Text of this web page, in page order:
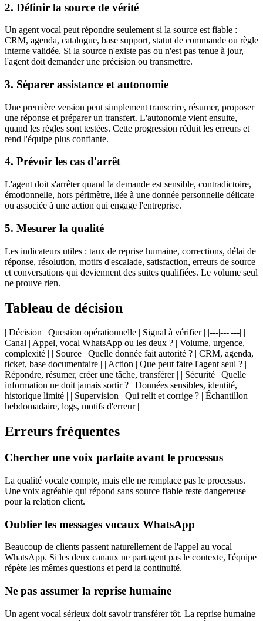
2. Définir la source de vérité
Un agent vocal peut répondre seulement si la source est fiable :
CRM, agenda, catalogue, base support, statut de commande ou règle
interne validée. Si la source n'existe pas ou n'est pas tenue à jour,
l'agent doit demander une précision ou transmettre.
3. Séparer assistance et autonomie
Une première version peut simplement transcrire, résumer, proposer
une réponse et préparer un transfert. L'autonomie vient ensuite,
quand les règles sont testées. Cette progression réduit les erreurs et
rend l'équipe plus confiante.
4. Prévoir les cas d'arrêt
L'agent doit s'arrêter quand la demande est sensible, contradictoire,
émotionnelle, hors périmètre, liée à une donnée personnelle délicate
ou associée à une action qui engage l'entreprise.
5. Mesurer la qualité
Les indicateurs utiles : taux de reprise humaine, corrections, délai de
réponse, résolution, motifs d'escalade, satisfaction, erreurs de source
et conversations qui deviennent des suites qualifiées. Le volume seul
ne prouve rien.
Tableau de décision
| Décision | Question opérationnelle | Signal à vérifier | |---|---|---| |
Canal | Appel, vocal WhatsApp ou les deux ? | Volume, urgence,
complexité | | Source | Quelle donnée fait autorité ? | CRM, agenda,
ticket, base documentaire | | Action | Que peut faire l'agent seul ? |
Répondre, résumer, créer une tâche, transférer | | Sécurité | Quelle
information ne doit jamais sortir ? | Données sensibles, identité,
historique limité | | Supervision | Qui relit et corrige ? | Échantillon
hebdomadaire, logs, motifs d'erreur |
Erreurs fréquentes
Chercher une voix parfaite avant le processus
La qualité vocale compte, mais elle ne remplace pas le processus.
Une voix agréable qui répond sans source fiable reste dangereuse
pour la relation client.
Oublier les messages vocaux WhatsApp
Beaucoup de clients passent naturellement de l'appel au vocal
WhatsApp. Si les deux canaux ne partagent pas le contexte, l'équipe
répète les mêmes questions et perd la continuité.
Ne pas assumer la reprise humaine
Un agent vocal sérieux doit savoir transférer tôt. La reprise humaine